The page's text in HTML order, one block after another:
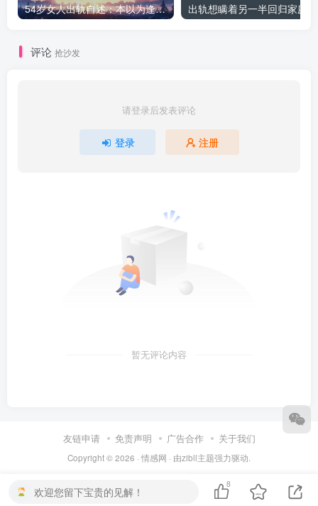
54岁女人出轨自述：本以为逢场作戏
评论 抢沙发
请登录后发表评论
登录 注册
暂无评论内容
友链申请 免责声明 广告合作 关于我们
Copyright © 2026 · 情感网 · 由zibll主题强力驱动.
欢迎您留下宝贵的见解！
8